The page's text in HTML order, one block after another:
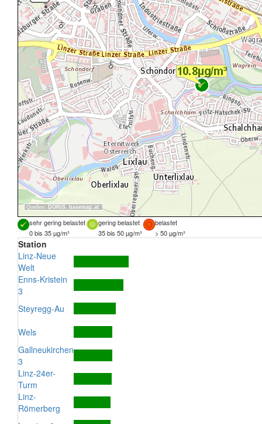
Quellen: DORIS, basemap.at
sehr gering belastet gering belastet
belastet
0 bis 35 µg/m³
35 bis 50 µg/m³ > 50 µg/m³
Station
Linz-Neue
Welt
Enns-Kristein
3
Steyregg-Au
Wels
Gallneukirchen
3
Linz-24er-
Turm
Linz-
Römerberg